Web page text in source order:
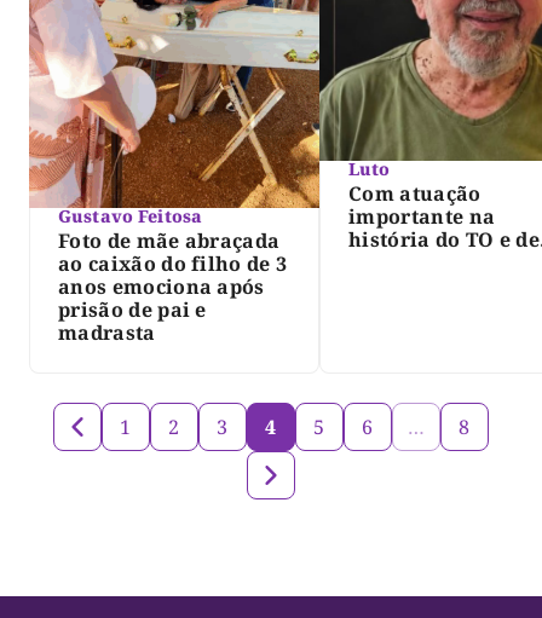
Gustavo Feitosa
Foto de mãe abraçada
ao caixão do filho de 3
anos emociona após
prisão de pai e
madrasta
Luto
Com atuação
importante na
história do TO e de
1 2 3 4 5 6 … 8